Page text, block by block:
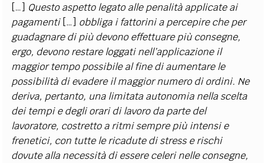
[…] Questo aspetto legato alle penalità applicate ai
pagamenti[…] obbliga i fattorini a percepire che per
guadagnare di più devono effettuare più consegne,
ergo, devono restare loggati nell’applicazione il
maggior tempo possibile al fine di aumentare le
possibilità di evadere il maggior numero di ordini. Ne
deriva, pertanto, una limitata autonomia nella scelta
dei tempi e degli orari di lavoro da parte del
lavoratore, costretto a ritmi sempre più intensi e
frenetici, con tutte le ricadute di stress e rischi
dovute alla necessità di essere celeri nelle consegne,